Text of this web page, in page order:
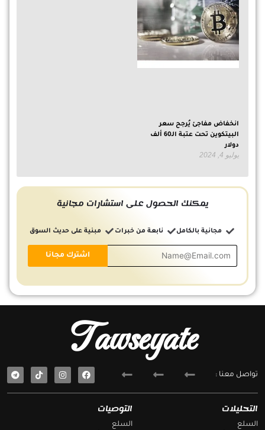
انخفاض مفاجئ يُرجح سعر
البيتكوين تحت عتبة الـ60 ألف
دولار
يوليو 4, 2024
يمكنك الحصول على استشارات مجانية
مجانية بالكامل نابعة من خبرات مبنية على حديث السوق
التوصيات
السلع
التحليلات
السلع
Tawseyate
تواصل معنا :
F
a
e
T
e
e